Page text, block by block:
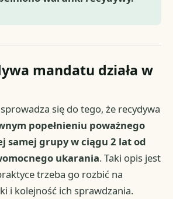
mandatu działa w
się do tego, że recydywa
popełnieniu poważnego
samej grupy w ciągu 2 lat od
ukarania. Taki opis jest
trzeba go rozbić na
i kolejność ich sprawdzania.